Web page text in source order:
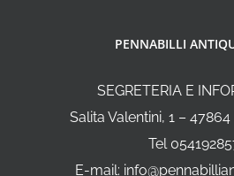
PENNABILLI
SEGRETERIA E
Salita Valentini, 1 –
Tel
E-mail: